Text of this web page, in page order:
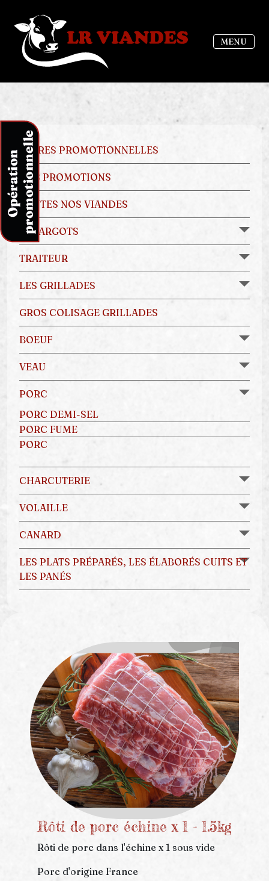
MENU
OFFRES PROMOTIONNELLES
NOS PROMOTIONS
TOUTES NOS VIANDES
ESCARGOTS
TRAITEUR
LES GRILLADES
GROS COLISAGE GRILLADES
BOEUF
VEAU
PORC
PORC DEMI-SEL
PORC FUME
PORC
CHARCUTERIE
VOLAILLE
CANARD
LES PLATS PRÉPARÉS, LES ÉLABORÉS CUITS ET
LES PANÉS
Rôti de porc échine x 1 - 1.5kg
Rôti de porc dans l'échine x 1 sous vide
Porc d'origine France